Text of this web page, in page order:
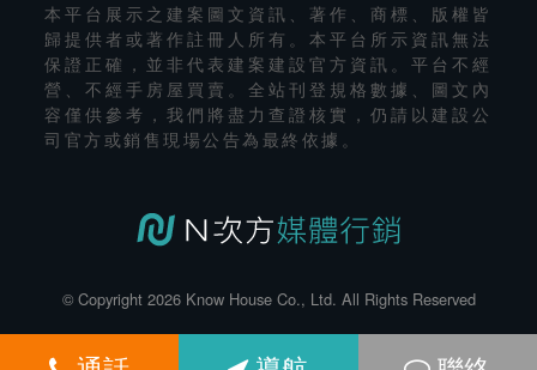
本平台展示之建案圖文資訊、著作、商標、版權皆
歸提供者或著作註冊人所有。本平台所示資訊無法
保證正確，並非代表建案建設官方資訊。平台不經
營、不經手房屋買賣。全站刊登規格數據、圖文內
容僅供參考，我們將盡力查證核實，仍請以建設公
司官方或銷售現場公告為最終依據。
© Copyright 2026 Know House Co., Ltd. All Rights Reserved